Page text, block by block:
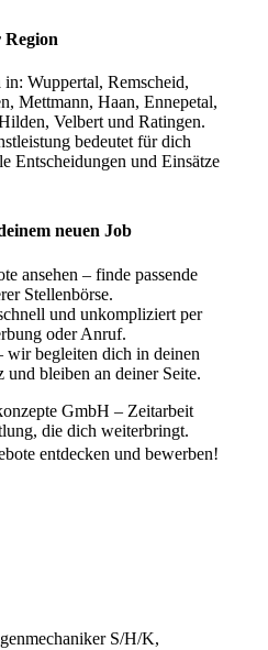
Region
Wuppertal, Remscheid,
Mettmann, Haan, Ennepetal,
Velbert und Ratingen.
bedeutet für dich
Entscheidungen und Einsätze
neuen Job
ansehen – finde passende
Stellenbörse.
und unkompliziert per
oder Anruf.
wir begleiten dich in deinen
und bleiben an deiner Seite.
GmbH – Zeitarbeit
die dich weiterbringt.
entdecken und bewerben!
S/H/K,